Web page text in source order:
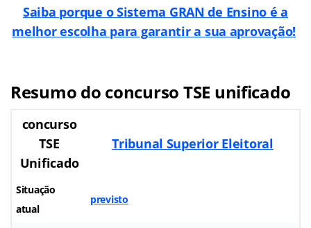
Saiba porque o Sistema GRAN de Ensino é a
melhor escolha para garantir a sua aprovação!
Resumo do concurso TSE unificado
concurso
TSE
Unificado
Tribunal Superior Eleitoral
Situação
atual
previsto